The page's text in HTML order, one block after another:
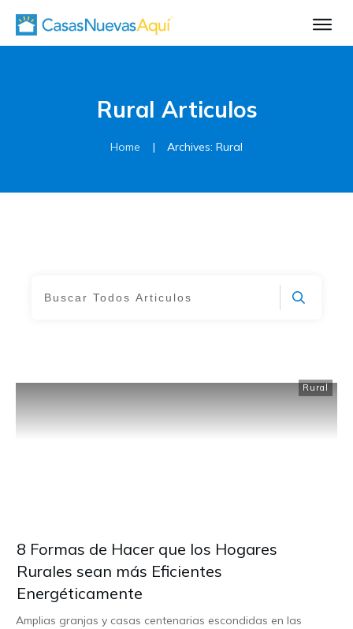
Aprende
Rural Articulos
Home | Archives: Rural
Rural
8 Formas de Hacer que los Hogares
Rurales sean más Eficientes
Energéticamente
Amplias granjas y casas centenarias escondidas en las